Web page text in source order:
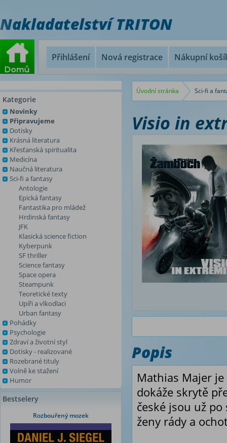
Nakladatelství TRITON
Přihlášení Nová registrace Nákupní
Kategorie
Novinky
Připravujeme
Dotisky
Krásná literatura
Křesťanská spiritualita
Medicína
Naučná literatura
Sci-fi a fantasy
Antologie
Epická fantasy
Fantastika pro mládež
Hrdinská fantasy
JFK
Klasická science fiction
Kyberpunk
SF thriller
Science fantasy
Space opera
Steampunk
Teoretické texty
Upíři a vlkodlaci
Urban fantasy
Pohádky
Psychologie
Zdraví a životní styl
Dotisky - realizované
Rozebrané tituly
Volně ke stažení
Humor
Bestselery
Rozbouřený mozek
Úvodní stránka Sci-fi a
Visio in
Popis
Mathias Majer
dokáže skrytě
české jsou už
ženy rády a